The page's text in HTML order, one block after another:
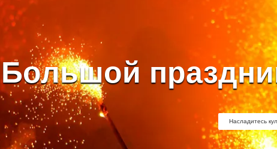
Большой
Насладитесь